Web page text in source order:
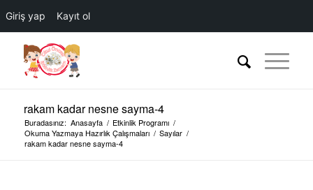
Giriş yap Kayıt ol
rakam kadar nesne sayma-4
Buradasınız: Anasayfa / Etkinlik Programı /
Okuma Yazmaya Hazırlık Çalışmaları / Sayılar /
rakam kadar nesne sayma-4